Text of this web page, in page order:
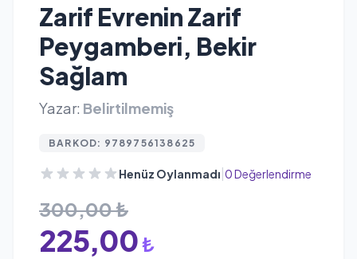
Zarif Evrenin Zarif
Peygamberi, Bekir
Sağlam
Yazar: Belirtilmemiş
BARKOD: 9789756138625
Henüz Oylanmadı 0 Değerlendirme
300,00 ₺
225,00 ₺